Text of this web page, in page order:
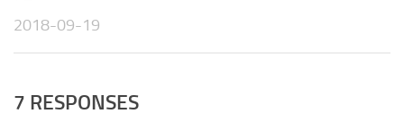
2018-09-19
7 RESPONSES